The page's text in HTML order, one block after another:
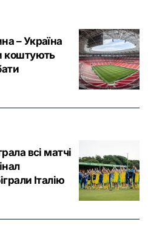
– Україна
коштують
всі матчі
Італію